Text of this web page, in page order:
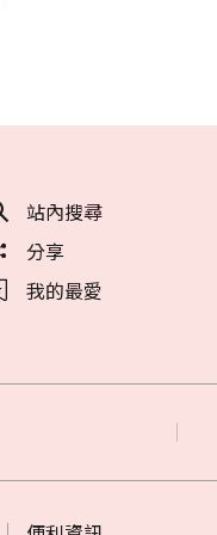
站內搜尋
分享
我的最愛